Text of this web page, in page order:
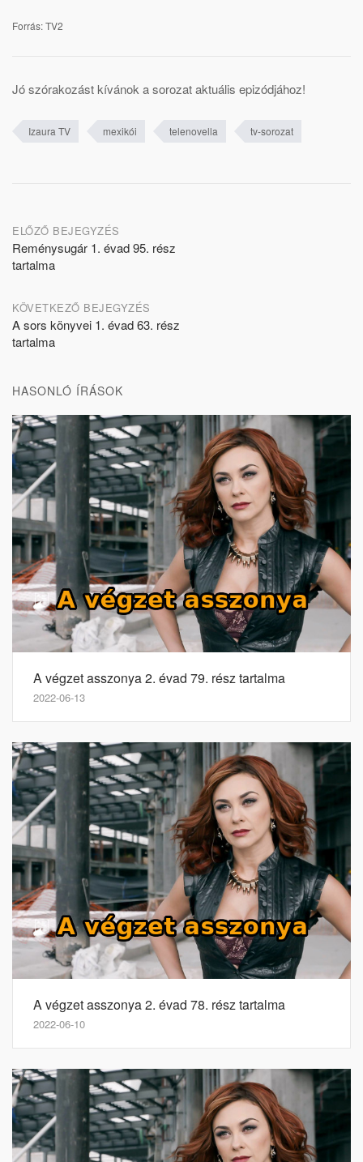
Forrás: TV2
Jó szórakozást kívánok a sorozat aktuális epizódjához!
Izaura TV mexikói telenovella tv-sorozat
Post
navigation
ELŐZŐ BEJEGYZÉS
Reménysugár 1. évad 95. rész
tartalma
KÖVETKEZŐ BEJEGYZÉS
A sors könyvei 1. évad 63. rész
tartalma
HASONLÓ ÍRÁSOK
A végzet asszonya 2. évad 79. rész tartalma
2022-06-13
A végzet asszonya 2. évad 78. rész tartalma
2022-06-10